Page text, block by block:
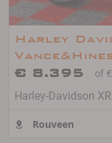
Harley
kleur!!
€ 8.395
of
Harley-Davidson
Rouveen